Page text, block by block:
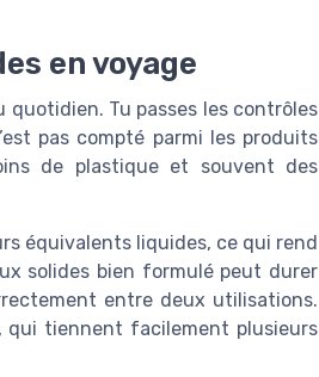
en voyage
Tu passes les contrôles
pas compté parmi les produits
de plastique et souvent des
équivalents liquides, ce qui rend
solides bien formulé peut durer
entre deux utilisations.
qui tiennent facilement plusieurs